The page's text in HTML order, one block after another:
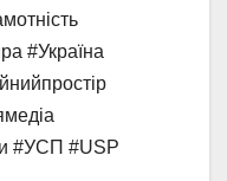
#Україна
#УСП #USP